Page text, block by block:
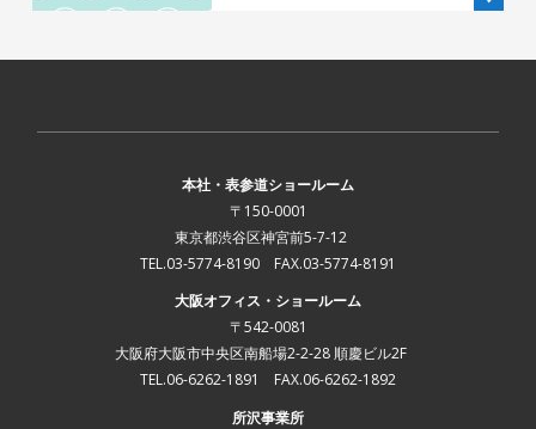
本社・表参道ショールーム
〒150-0001
東京都渋谷区神宮前5-7-12
TEL.03-5774-8190 FAX.03-5774-8191
大阪オフィス・ショールーム
〒542-0081
大阪府大阪市中央区南船場2-2-28 順慶ビル2F
TEL.06-6262-1891 FAX.06-6262-1892
所沢事業所